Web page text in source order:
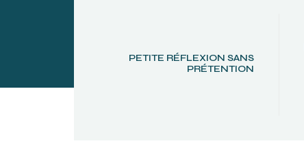
PETITE RÉFLEXION SANS
PRÉTENTION